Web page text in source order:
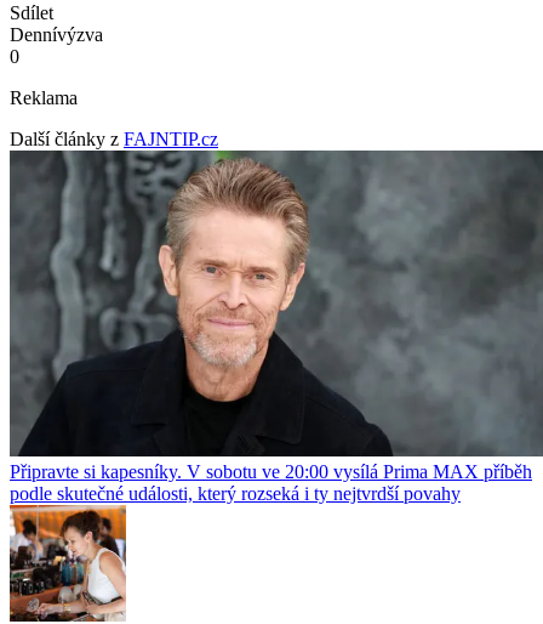
Sdílet
Dennívýzva
0
Reklama
Další články z FAJNTIP.cz
Připravte si kapesníky. V sobotu ve 20:00 vysílá Prima MAX příběh
podle skutečné události, který rozseká i ty nejtvrdší povahy